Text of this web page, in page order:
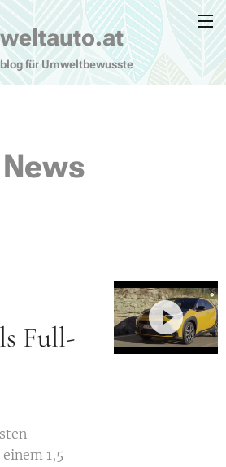
für Umweltbewusste
News
Full-
1,5